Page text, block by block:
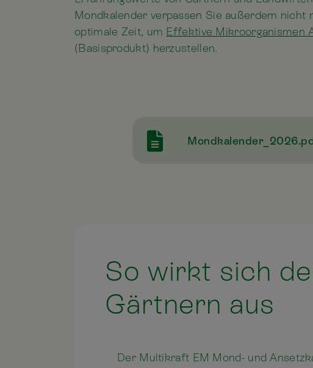
Mondkalender verpassen Sie außerdem nicht
optimale Zeit, um Effektive Mikroorganismen
(Basisprodukt) herzustellen.
So wirkt sich
Gärtnern aus
Der Multikraft EM Mond- und